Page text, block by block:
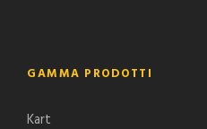
GAMMA PRODOTTI
Kart